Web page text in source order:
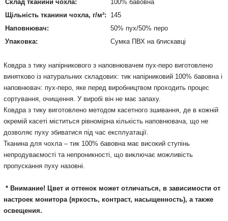
Склад тканини чохла:
100% бавовна
Щільність тканини чохла, г/м²:
145
Наповнювач:
50% пух/50% перо
Упаковка:
Сумка ПВХ на блискавці
Ковдра з тику напірникового з наповнювачем пух-перо виготовлено
винятково із натуральних складових: тик напірниковий 100% бавовна і
наповнювач: пух-перо, яке перед виробництвом проходить процес
сортування, очищення. У виробі він не має запаху.
Ковдра з тику виготовлено методом касетного зшивання, де в кожній
окремій касеті міститься рівномірна кількість наповнювача, що не
дозволяє пуху збиватися під час експлуатації.
Тканина для чохла – тик 100% бавовна має високий ступінь
непродуваємості та непроникності, що виключає можливість
пропускання пуху назовні.
* Внимание! Цвет и оттенок может отличаться, в зависимости от
настроек монитора (яркость, контраст, насыщенность), а также
освещения.